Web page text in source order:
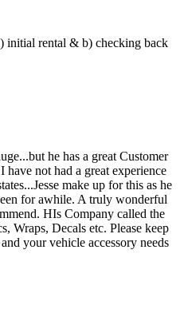
initial rental & b) checking back
he has a great Customer
have not had a great experience
make up for this as he
for awhile. A truly wonderful
HIs Company called the
Wraps, Decals etc. Please keep
your vehicle accessory needs